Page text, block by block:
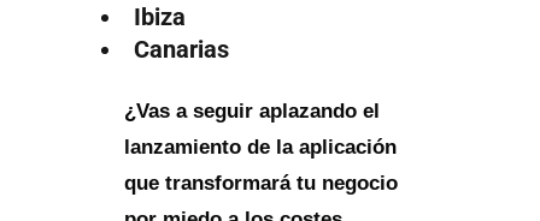
Ibiza
Canarias
¿Vas a seguir aplazando el
lanzamiento de la aplicación
que transformará tu negocio